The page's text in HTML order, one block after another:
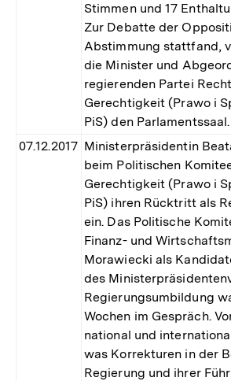
Stimmen und 17
Zur Debatte der
Abstimmung stattfand,
die Minister und
regierenden Partei
Gerechtigkeit (Prawo i
PiS) den Parlamentssaal.
07.12.2017 Ministerpräsidentin
beim Politischen
Gerechtigkeit (Prawo i
PiS) ihren Rücktritt als
ein. Das Politische
Finanz- und
Morawiecki als
des
Regierungsumbildung
Wochen im Gespräch.
national und
was Korrekturen in der
Regierung und ihrer